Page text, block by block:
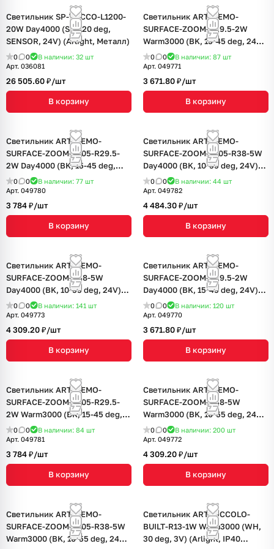
Светильник SP-TOCCO-L1200-
20W Day4000 (SL, 120 deg,
SENSOR, 24V) (Arlight, Металл)
0 0 В наличии: 32 шт
Арт. 036081
26 505.60 ₽/шт
В корзину
Светильник ART-NEMO-
SURFACE-ZOOM-R29.5-2W
Warm3000 (BK, 15-45 deg, 24V)
(Arlight, IP20 Металл, 5 лет)
0 0 В наличии: 87 шт
Арт. 049771
3 671.80 ₽/шт
В корзину
Светильник ART-NEMO-
SURFACE-ZOOM-L205-R29.5-
2W Day4000 (BK, 15-45 deg,
24V) (Arlight, IP20 Металл, 5
лет)
0 0 В наличии: 77 шт
Арт. 049780
3 784 ₽/шт
В корзину
Светильник ART-NEMO-
SURFACE-ZOOM-L205-R38-5W
Day4000 (BK, 10-55 deg, 24V)
(Arlight, IP20 Металл, 5 лет)
0 0 В наличии: 44 шт
Арт. 049782
4 484.30 ₽/шт
В корзину
Светильник ART-NEMO-
SURFACE-ZOOM-R38-5W
Day4000 (BK, 10-55 deg, 24V)
(Arlight, IP20 Металл, 5 лет)
0 0 В наличии: 141 шт
Арт. 049773
4 309.20 ₽/шт
В корзину
Светильник ART-NEMO-
SURFACE-ZOOM-R29.5-2W
Day4000 (BK, 15-45 deg, 24V)
(Arlight, IP20 Металл, 5 лет)
0 0 В наличии: 120 шт
Арт. 049770
3 671.80 ₽/шт
В корзину
Светильник ART-NEMO-
SURFACE-ZOOM-L205-R29.5-
2W Warm3000 (BK, 15-45 deg,
24V) (Arlight, IP20 Металл, 5
лет)
0 0 В наличии: 84 шт
Арт. 049781
3 784 ₽/шт
В корзину
Светильник ART-NEMO-
SURFACE-ZOOM-R38-5W
Warm3000 (BK, 10-55 deg, 24V)
(Arlight, IP20 Металл, 5 лет)
0 0 В наличии: 200 шт
Арт. 049772
4 309.20 ₽/шт
В корзину
Светильник ART-NEMO-
SURFACE-ZOOM-L205-R38-5W
Warm3000 (BK, 10-55 deg, 24V)
Светильник ART-PICCOLO-
BUILT-R13-1W Warm3000 (WH,
30 deg, 3V) (Arlight, IP40